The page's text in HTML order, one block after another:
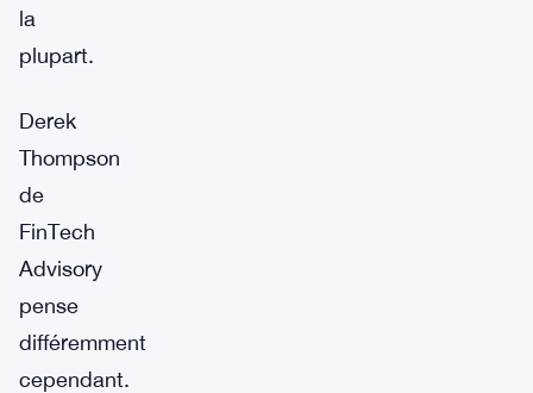
la
plupart.
Derek
Thompson
de
FinTech
Advisory
pense
différemment
cependant.